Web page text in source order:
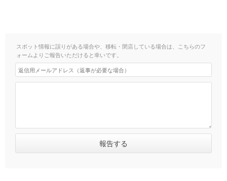
スポット情報に誤りがある場合や、移転・閉店している場合は、こちらのフ
ォームよりご報告いただけると幸いです。